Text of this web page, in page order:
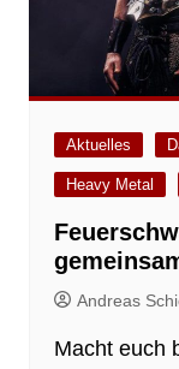
Aktuelles
Heavy Metal
Andreas
Macht euch